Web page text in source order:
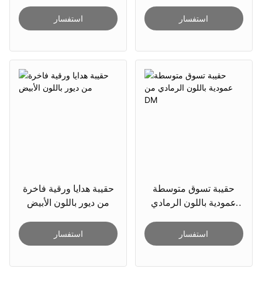
استفسار استفسار
حقيبة هدايا ورقية فاخرة
من ديور باللون الأبيض
استفسار
حقيبة تسوق متوسطة
عمودية باللون الرمادي
استفسار